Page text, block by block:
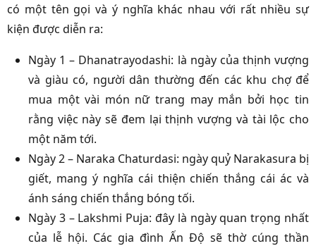
có một tên gọi và ý nghĩa khác nhau với rất nhiều sự
kiện được diễn ra:
Ngày 1 – Dhanatrayodashi: là ngày của thịnh vượng
và giàu có, người dân thường đến các khu chợ để
mua một vài món nữ trang may mắn bởi học tin
rằng việc này sẽ đem lại thịnh vượng và tài lộc cho
một năm tới.
Ngày 2 – Naraka Chaturdasi: ngày quỷ Narakasura bị
giết, mang ý nghĩa cái thiện chiến thắng cái ác và
ánh sáng chiến thắng bóng tối.
Ngày 3 – Lakshmi Puja: đây là ngày quan trọng nhất
của lễ hội. Các gia đình Ấn Độ sẽ thờ cúng thần